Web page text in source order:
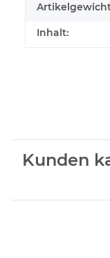
Inhalt:
Kunden